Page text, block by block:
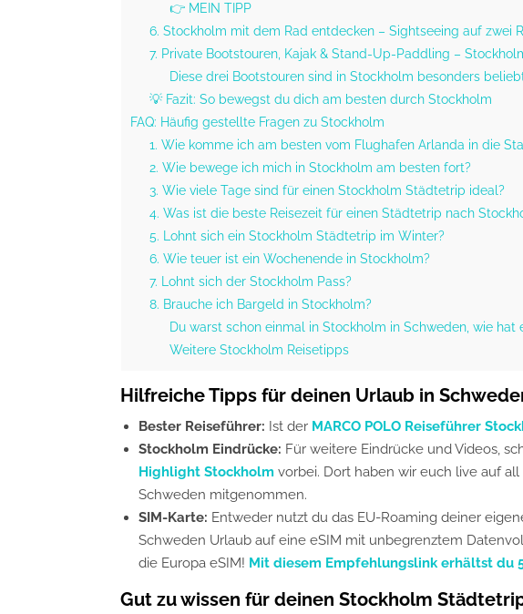
👉 MEIN TIPP
6. Stockholm mit dem Rad entdecken – Sightseeing auf zwei
7. Private Bootstouren, Kajak & Stand-Up-Paddling –
Diese drei Bootstouren sind in Stockholm besonders
💡 Fazit: So bewegst du dich am besten durch Stockholm
FAQ: Häufig gestellte Fragen zu Stockholm
1. Wie komme ich am besten vom Flughafen Arlanda in die
2. Wie bewege ich mich in Stockholm am besten fort?
3. Wie viele Tage sind für einen Stockholm Städtetrip ideal?
4. Was ist die beste Reisezeit für einen Städtetrip nach
5. Lohnt sich ein Stockholm Städtetrip im Winter?
6. Wie teuer ist ein Wochenende in Stockholm?
7. Lohnt sich der Stockholm Pass?
8. Brauche ich Bargeld in Stockholm?
Du warst schon einmal in Stockholm in Schweden, wie hat
Weitere Stockholm Reisetipps
Hilfreiche Tipps für deinen Urlaub in
Bester Reiseführer: Ist der MARCO POLO Reiseführer
Stockholm Eindrücke: Für weitere Eindrücke und Videos,
Highlight Stockholm vorbei. Dort haben wir euch live auf
Schweden mitgenommen.
SIM-Karte: Entweder nutzt du das EU-Roaming deiner
Schweden Urlaub auf eine eSIM mit unbegrenztem
die Europa eSIM! Mit diesem Empfehlungslink erhältst du
Gut zu wissen für deinen Stockholm